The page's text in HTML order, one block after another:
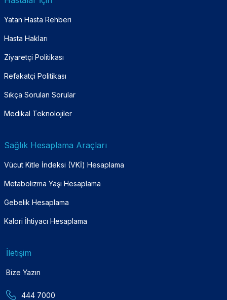
Yatan Hasta Rehberi
Hasta Hakları
Ziyaretçi Politikası
Refakatçi Politikası
Sıkça Sorulan Sorular
Medikal Teknolojiler
Sağlık Hesaplama Araçları
Vücut Kitle İndeksi (VKİ) Hesaplama
Metabolizma Yaşı Hesaplama
Gebelik Hesaplama
Kalori İhtiyacı Hesaplama
İletişim
Bize Yazın
444 7000